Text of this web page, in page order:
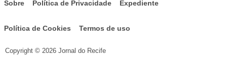
Sobre Política de Privacidade Expediente
Política de Cookies Termos de uso
Copyright © 2026 Jornal do Recife